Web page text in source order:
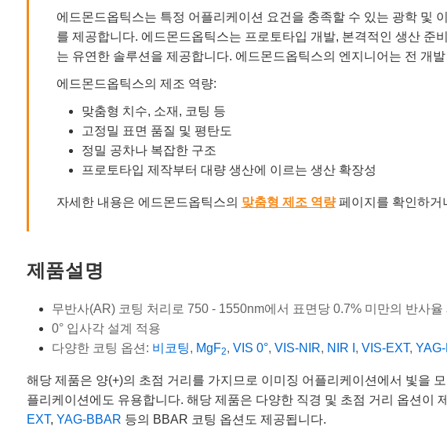
에드몬드옵틱스는 특정 어플리케이션 요건을 충족할 수 있는 광학 및
를 제공합니다. 에드몬드옵틱스는 프로토타입 개발, 본격적인 생산 준
는 유연한 솔루션을 제공합니다. 에드몬드옵틱스의 엔지니어는 전 개
에드몬드옵틱스의 제조 역량:
맞춤형 치수, 소재, 코팅 등
고정밀 표면 품질 및 평탄도
정밀 공차나 복잡한 구조
프로토타입 제작부터 대량 생산에 이르는 생산 확장성
자세한 내용은 에드몬드옵틱스의 맞춤형 제조 역량페이지를 확인하거
제품설명
무반사(AR) 코팅 처리로 750 - 1550nm에서 표면당 0.7% 미만의 반사율
0° 입사각 설계 적용
다양한 코팅 옵션: 비코팅, MgF2, VIS 0°, VIS-NIR, NIR I , VIS-EXT,
해당 제품은 양(+)의 초점 거리를 가지므로 이미징 어플리케이션에서 빛을
플리케이션에도 유용합니다. 해당 제품은 다양한 직경 및 초점 거리 옵션이
EXT, YAG-BBAR 등의 BBAR 코팅 옵션도 제공됩니다.